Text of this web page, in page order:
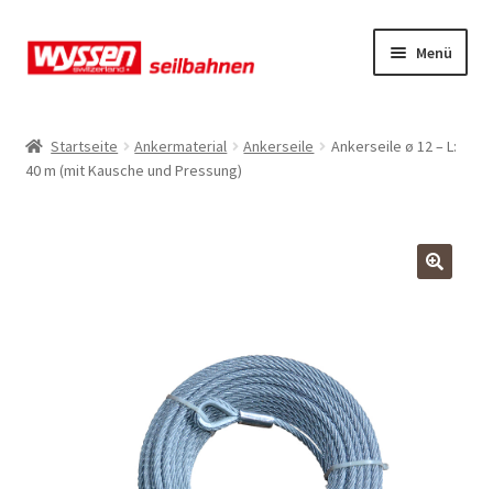
Zur
Navigation
Zum
Inhalt
Menü
Kasse
Startseite Ankermaterial Ankerseile
Ankerseile ø 12 – L:
40 m (mit Kausche und Pressung)